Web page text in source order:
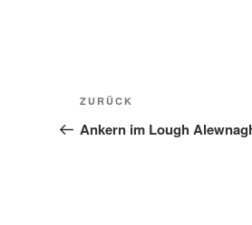
Beitragsnavigation
Vorheriger
Beitrag
ZURÜCK
Ankern im Lough